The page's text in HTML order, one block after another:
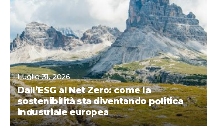
Luglio 31, 2026
Dall’ESG al Net Zero: come la
sostenibilità sta diventando politica
industriale europea